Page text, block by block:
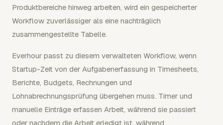
Produktbereiche hinweg arbeiten, wird ein gespeicherter
Workflow zuverlässiger als eine nachträglich
zusammengestellte Tabelle.
Everhour passt zu diesem verwalteten Workflow, wenn
Startup-Zeit von der Aufgabenerfassung in Timesheets,
Berichte, Budgets, Rechnungen und
Lohnabrechnungsprüfung übergehen muss. Timer und
manuelle Einträge erfassen Arbeit, während sie passiert
oder nachdem die Arbeit erledigt ist, während